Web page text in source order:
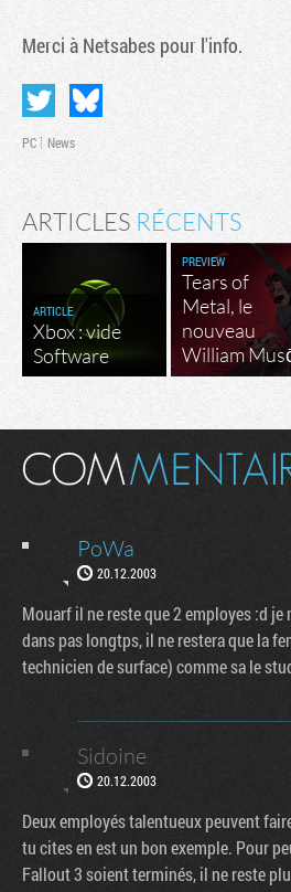
Merci à Netsabes pour l'info.
PC News
ARTICLES RÉCENTS
ARTICLE
Xbox : vide
Software
PREVIEW
Tears of
Metal, le
nouveau
William
Masquer les
PoWa
20.12.2003
Mouarf il ne reste que 2 employes :d
dans pas longtps, il ne restera que la
technicien de surface) comme sa le
Sidoine
20.12.2003
Deux employés talentueux peuvent
tu cites en est un bon exemple. Pour
Fallout 3 soient terminés, il ne reste